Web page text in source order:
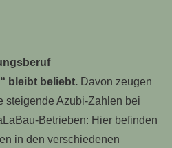
bleibt beliebt. Davon zeugen
steigende Azubi-Zahlen bei
Betrieben: Hier befinden
in den verschiedenen